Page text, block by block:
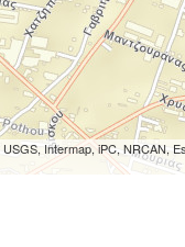
Intermap, iPC, NRCAN,